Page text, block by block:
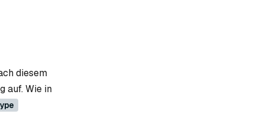
diesem
auf. Wie in